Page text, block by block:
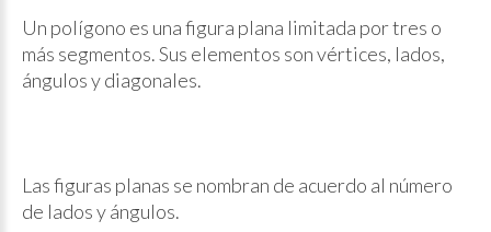
Un polígono es una figura plana limitada por tres o
más segmentos. Sus elementos son vértices, lados,
ángulos y diagonales.
Las figuras planas se nombran de acuerdo al número
de lados y ángulos.